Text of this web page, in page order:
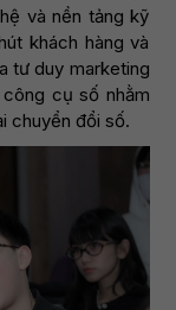
và nền tảng kỹ
khách hàng và
tư duy marketing
cụ số nhằm
chuyển đổi số.